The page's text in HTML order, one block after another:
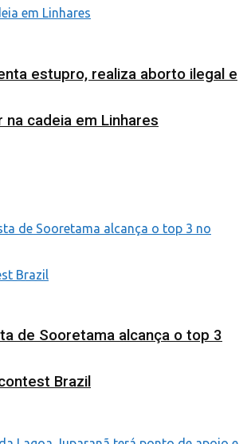
estupro, realiza aborto ilegal e
na cadeia em Linhares
de Sooretama alcança o top 3
Brazil